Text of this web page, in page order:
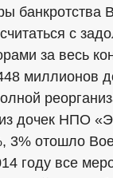
банкротства
с
за весь
миллионов
дочек НПО
3% отошло
году все